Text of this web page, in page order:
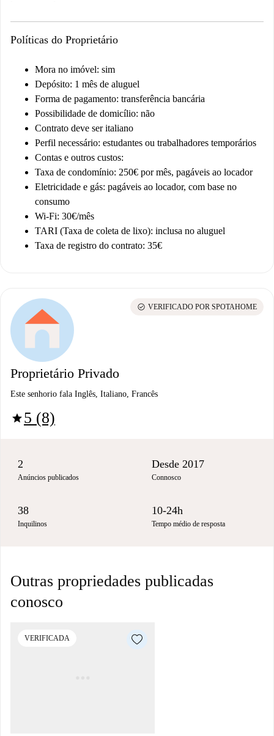
Políticas do Proprietário
Mora no imóvel: sim
Depósito: 1 mês de aluguel
Forma de pagamento: transferência bancária
Possibilidade de domicílio: não
Contrato deve ser italiano
Perfil necessário: estudantes ou trabalhadores temporários
Contas e outros custos:
Taxa de condomínio: 250€ por mês, pagáveis ao locador
Eletricidade e gás: pagáveis ao locador, com base no
consumo
Wi-Fi: 30€/mês
TARI (Taxa de coleta de lixo): inclusa no aluguel
Taxa de registro do contrato: 35€
Proprietário Privado
Este senhorio fala Inglês, Italiano, Francês
star5 (8)
check_circle VERIFICADO POR SPOTAHOME
2
Anúncios publicados
Desde 2017
Connosco
38
Inquilinos
10-24h
Tempo médio de resposta
Outras propriedades publicadas
conosco
VERIFICADA